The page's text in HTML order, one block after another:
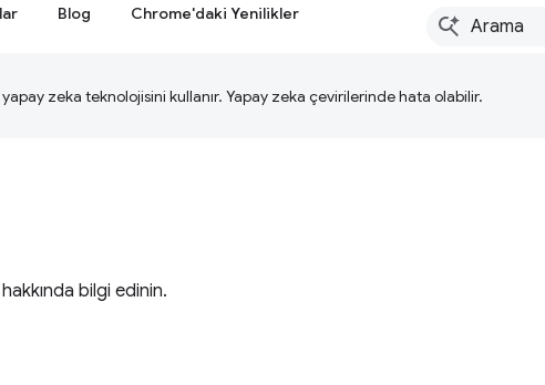
Blog Chrome'daki Yenilikler
zeka teknolojisini kullanır. Yapay zeka çevirilerinde hata olabilir.
bilgi edinin.